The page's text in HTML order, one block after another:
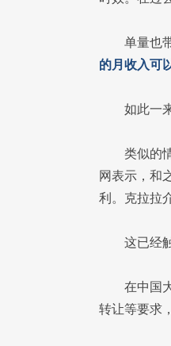
单量也
的月收入可
如此一
类似的
网表示，和
利。克拉拉
这已经
在中国
转让等要求